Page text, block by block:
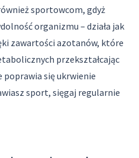
sportowcom, gdyż
organizmu – działa jak
zawartości azotanów, które
przekształcając
się ukrwienie
sport, sięgaj regularnie